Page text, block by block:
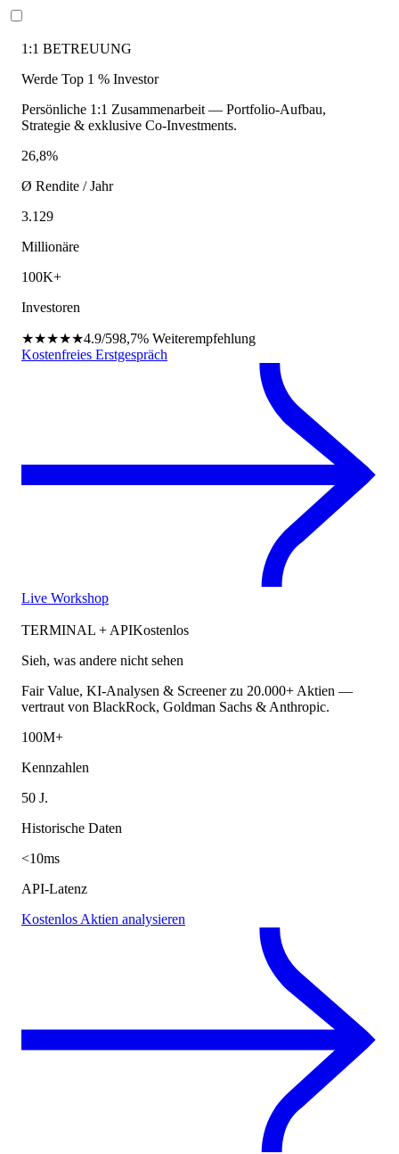
1:1 BETREUUNG
Werde Top 1 % Investor
Persönliche 1:1 Zusammenarbeit — Portfolio-Aufbau,
Strategie & exklusive Co-Investments.
26,8%
Ø Rendite / Jahr
3.129
Millionäre
100K+
Investoren
★★★★★4.9/598,7% Weiterempfehlung
Kostenfreies Erstgespräch
Live Workshop
TERMINAL + APIKostenlos
Sieh, was andere nicht sehen
Fair Value, KI-Analysen & Screener zu 20.000+ Aktien —
vertraut von BlackRock, Goldman Sachs & Anthropic.
100M+
Kennzahlen
50 J.
Historische Daten
<10ms
API-Latenz
Kostenlos Aktien analysieren